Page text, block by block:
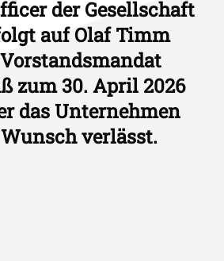
der Gesellschaft
auf Olaf Timm
zum 30. April 2026
das Unternehmen
verlässt.